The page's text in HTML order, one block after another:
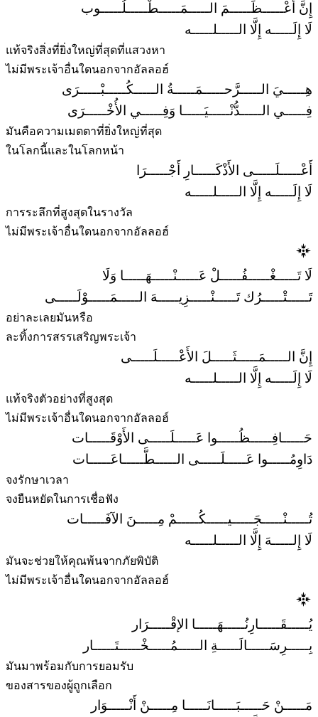
إِنَّ أَعْـــــظَـــــمَ الـــــمَـــــطْـــــلُـــــوب
لَا إِلَـــــه إِلَّا الـــــلـــــه
แท้จริงสิ่งที่ยิ่งใหญ่ที่สุดที่แสวงหา
ไม่มีพระเจ้าอื่นใดนอกจากอัลลอฮ์
هِـــــيَ الـــــرَّحـــــمَـــــةُ الـــــكُـــــبْـــــرَى
فِـــــي الـــــدُّنْـــــيَـــــا وَفِـــــي الأُخْـــــرَى
มันคือความเมตตาที่ยิ่งใหญ่ที่สุด
ในโลกนี้และในโลกหน้า
أَعْـــــلَـــــى الأَذْكَـــــارِ أَجْـــــرَا
لَا إِلَـــــه إِلَّا الـــــلـــــه
การระลึกที่สูงสุดในรางวัล
ไม่มีพระเจ้าอื่นใดนอกจากอัลลอฮ์
لَا تَـــــغْـــــفُـــــلْ عَـــــنْـــــهَـــــا وَلَا
تَـــــتْـــــرُك تَـــــنْـــــزِيـــــهَ الـــــمَـــــوْلَـــــى
อย่าละเลยมันหรือ
ละทิ้งการสรรเสริญพระเจ้า
إِنَّ الـــــمَـــــثَـــــلَ الأَعْـــــلَـــــى
لَا إِلَـــــه إِلَّا الـــــلـــــه
แท้จริงตัวอย่างที่สูงสุด
ไม่มีพระเจ้าอื่นใดนอกจากอัลลอฮ์
حَـــــافِـــــظُـــــوا عَـــــلَـــــى الأَوْقَـــــات
دَاوِمُـــــوا عَـــــلَـــــى الـــــطَّـــــاعَـــــات
จงรักษาเวลา
จงยืนหยัดในการเชื่อฟัง
تُـــــنْـــــجَـــــيـــــكُـــــمْ مِـــــنَ الآفَـــــات
لَا إِلـــــهَ إِلَّا الـــــلـــــه
มันจะช่วยให้คุณพ้นจากภัยพิบัติ
ไม่มีพระเจ้าอื่นใดนอกจากอัลลอฮ์
يُـــــقَـــــارِنُـــــهَـــــا الإقْـــــرَار
بِـــــرِسَـــــالَـــــةِ الـــــمُـــــخْـــــتَـــــار
มันมาพร้อมกับการยอมรับ
ของสารของผู้ถูกเลือก
مَـــــنْ حَـــــبَـــــانَـــــا مِـــــنْ أَنْـــــوَار